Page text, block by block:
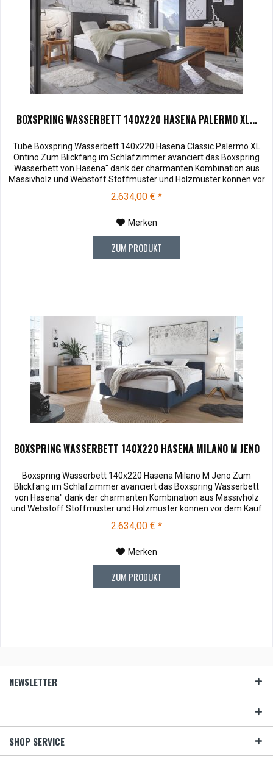
BOXSPRING WASSERBETT 140X220 HASENA PALERMO XL...
Tube Boxspring Wasserbett 140x220 Hasena Classic Palermo XL
Ontino Zum Blickfang im Schlafzimmer avanciert das Boxspring
Wasserbett von Hasena" dank der charmanten Kombination aus
Massivholz und Webstoff.Stoffmuster und Holzmuster können vor
werden Ihnen die 3,00 € wieder vergütet. Die Muster können Sie
2.634,00 € *
Merken
ZUM PRODUKT
BOXSPRING WASSERBETT 140X220 HASENA MILANO M JENO
Boxspring Wasserbett 140x220 Hasena Milano M Jeno Zum
Blickfang im Schlafzimmer avanciert das Boxspring Wasserbett
von Hasena" dank der charmanten Kombination aus Massivholz
und Webstoff.Stoffmuster und Holzmuster können vor dem Kauf
für € 3,00 zu Ihnen versendet werden. Bei Rücksendung werden
Ihnen die 3,00 € wieder vergütet. Die Muster können Sie unter
2.634,00 € *
Merken
ZUM PRODUKT
NEWSLETTER
SHOP SERVICE